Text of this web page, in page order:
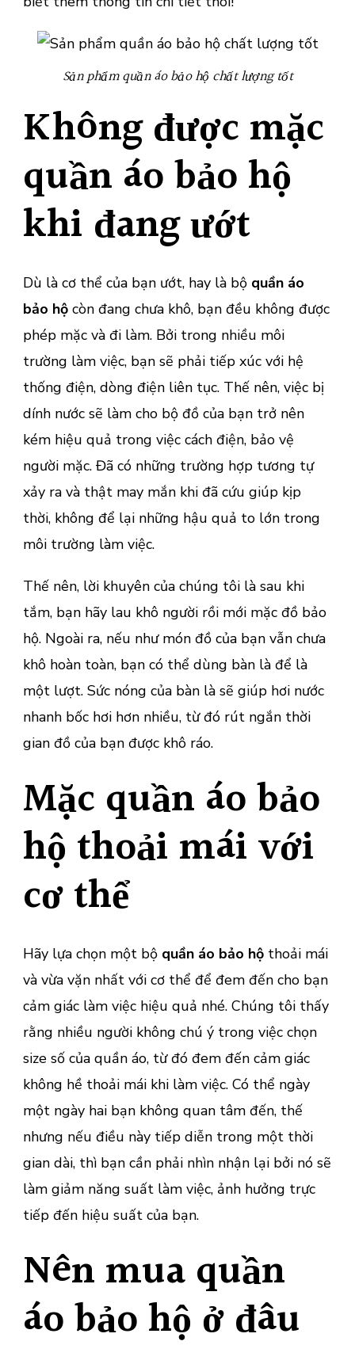
Sản phẩm quần áo bảo hộ chất lượng tốt
Không được mặc
quần áo bảo hộ
khi đang ướt
Dù là cơ thể của bạn ướt, hay là bộ quần áo
bảo hộ còn đang chưa khô, bạn đều không được
phép mặc và đi làm. Bởi trong nhiều môi
trường làm việc, bạn sẽ phải tiếp xúc với hệ
thống điện, dòng điện liên tục. Thế nên, việc bị
dính nước sẽ làm cho bộ đồ của bạn trở nên
kém hiệu quả trong việc cách điện, bảo vệ
người mặc. Đã có những trường hợp tương tự
xảy ra và thật may mắn khi đã cứu giúp kịp
thời, không để lại những hậu quả to lớn trong
môi trường làm việc.
Thế nên, lời khuyên của chúng tôi là sau khi
tắm, bạn hãy lau khô người rồi mới mặc đồ bảo
hộ. Ngoài ra, nếu như món đồ của bạn vẫn chưa
khô hoàn toàn, bạn có thể dùng bàn là để là
một lượt. Sức nóng của bàn là sẽ giúp hơi nước
nhanh bốc hơi hơn nhiều, từ đó rút ngắn thời
gian đồ của bạn được khô ráo.
Mặc quần áo bảo
hộ thoải mái với
cơ thể
Hãy lựa chọn một bộ quần áo bảo hộ thoải mái
và vừa vặn nhất với cơ thể để đem đến cho bạn
cảm giác làm việc hiệu quả nhé. Chúng tôi thấy
rằng nhiều người không chú ý trong việc chọn
size số của quần áo, từ đó đem đến cảm giác
không hề thoải mái khi làm việc. Có thể ngày
một ngày hai bạn không quan tâm đến, thế
nhưng nếu điều này tiếp diễn trong một thời
gian dài, thì bạn cần phải nhìn nhận lại bởi nó sẽ
làm giảm năng suất làm việc, ảnh hưởng trực
tiếp đến hiệu suất của bạn.
Nên mua quần
áo bảo hộ ở đâu